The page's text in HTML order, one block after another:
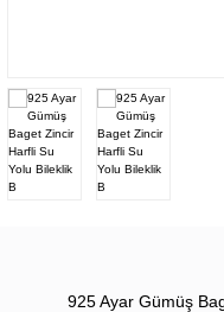
925 Ayar Gümüş